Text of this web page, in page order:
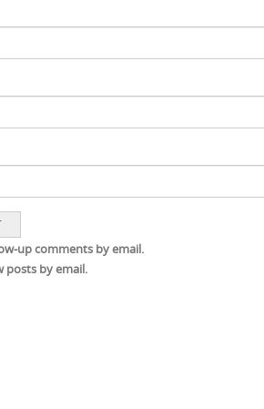
up comments by email.
posts by email.